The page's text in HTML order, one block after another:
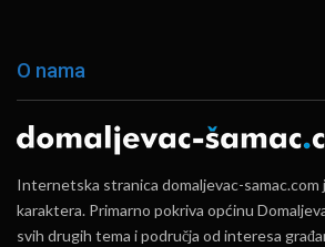
O nama
Internetska stranica domaljevac-samac.com
karaktera. Primarno pokriva općinu
svih drugih tema i područja od interesa